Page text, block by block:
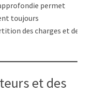
permet
toujours
des charges et de
et des